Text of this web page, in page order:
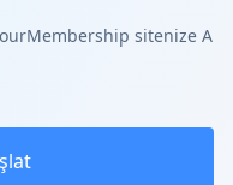
sitenize A